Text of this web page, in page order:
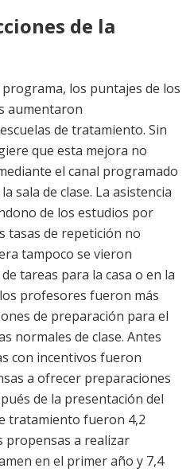
de la
los puntajes de los
aumentaron
de tratamiento. Sin
que esta mejora no
el canal programado
sala de clase. La asistencia
de los estudios por
tasas de repetición no
tampoco se vieron
tareas para la casa o en la
profesores fueron más
de preparación para el
normales de clase. Antes
con incentivos fueron
a ofrecer preparaciones
de la presentación del
tratamiento fueron 4,2
propensas a realizar
en el primer año y 7,4